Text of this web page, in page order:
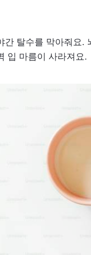
간 탈수를 막아줘요.
입 마름이 사라져요.